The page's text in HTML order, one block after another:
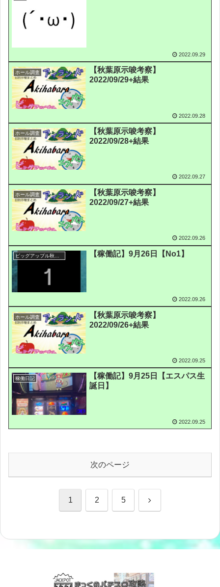
2022.09.29
ホール調査
【秋葉原示唆考察】
2022/09/29+結果
2022.09.28
ホール調査
【秋葉原示唆考察】
2022/09/28+結果
2022.09.27
ホール調査
【秋葉原示唆考察】
2022/09/27+結果
2022.09.26
【稼働記】9月26日【No1】
2022.09.26
ホール調査
【秋葉原示唆考察】
2022/09/26+結果
2022.09.25
稼働日記
【稼働記】9月25日【エスパス生
誕日】
2022.09.25
次のページ
1 2 5 次